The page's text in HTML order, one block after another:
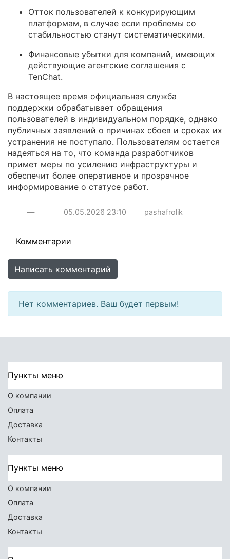
Отток пользователей к конкурирующим
платформам, в случае если проблемы со
стабильностью станут систематическими.
Финансовые убытки для компаний, имеющих
действующие агентские соглашения с
TenChat.
В настоящее время официальная служба
поддержки обрабатывает обращения
пользователей в индивидуальном порядке, однако
публичных заявлений о причинах сбоев и сроках их
устранения не поступало. Пользователям остается
надеяться на то, что команда разработчиков
примет меры по усилению инфраструктуры и
обеспечит более оперативное и прозрачное
информирование о статусе работ.
— 05.05.2026 23:10 pashafrolik
Комментарии
Написать комментарий
Нет комментариев. Ваш будет первым!
Пункты меню
О компании
Оплата
Доставка
Контакты
Пункты меню
О компании
Оплата
Доставка
Контакты